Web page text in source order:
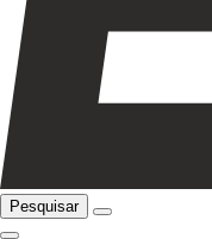
Pesquisar